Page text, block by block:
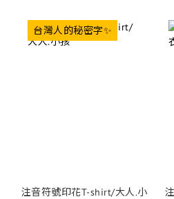
台灣人的秘密字✨
注音符號印花T-shirt/大人.小